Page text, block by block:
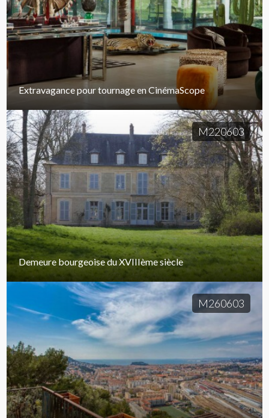
Extravagance pour tournage en CinémaScope
M220603
Demeure bourgeoise du XVIIIème siècle
M260603